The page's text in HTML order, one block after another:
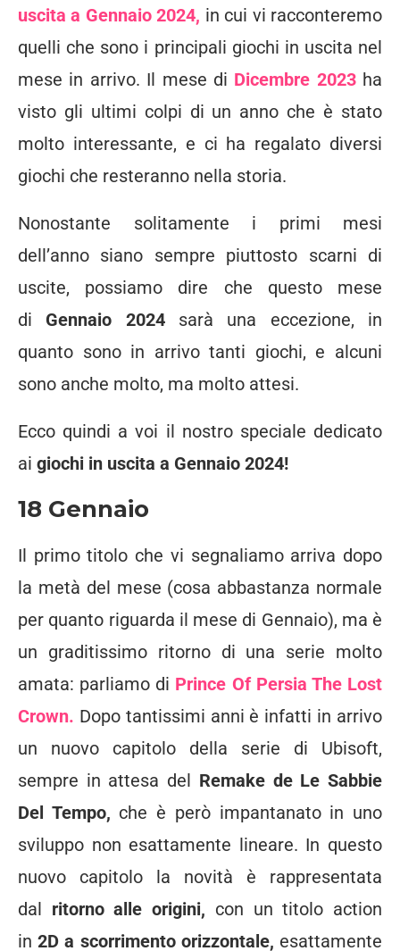
uscita a Gennaio 2024, in cui vi racconteremo
quelli che sono i principali giochi in uscita nel
mese in arrivo. Il mese di Dicembre 2023 ha
visto gli ultimi colpi di un anno che è stato
molto interessante, e ci ha regalato diversi
giochi che resteranno nella storia.
Nonostante solitamente i primi mesi
dell’anno siano sempre piuttosto scarni di
uscite, possiamo dire che questo mese
di Gennaio 2024 sarà una eccezione, in
quanto sono in arrivo tanti giochi, e alcuni
sono anche molto, ma molto attesi.
Ecco quindi a voi il nostro speciale dedicato
ai giochi in uscita a Gennaio 2024!
18 Gennaio
Il primo titolo che vi segnaliamo arriva dopo
la metà del mese (cosa abbastanza normale
per quanto riguarda il mese di Gennaio), ma è
un graditissimo ritorno di una serie molto
amata: parliamo di Prince Of Persia The Lost
Crown. Dopo tantissimi anni è infatti in arrivo
un nuovo capitolo della serie di Ubisoft,
sempre in attesa del Remake de Le Sabbie
Del Tempo, che è però impantanato in uno
sviluppo non esattamente lineare. In questo
nuovo capitolo la novità è rappresentata
dal ritorno alle origini, con un titolo action
in2D a scorrimento orizzontale, esattamente